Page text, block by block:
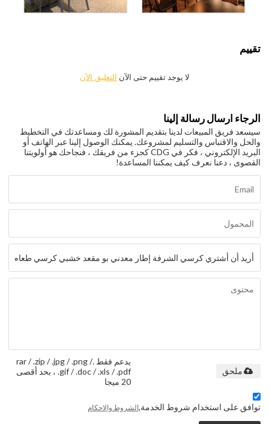
تقييم
لا يوجد تقييم حتى الآن التعليق الآن
الرجاء ارسال رسالة إلينا
سيسعد فريق المبيعات لدينا بتقديم المشورة لك ومساعدتك في التخطيط
والحل والاقتباس والتسليم لمشروعك. يمكنك الوصول إلينا عبر الهاتف أو
البريد الإلكتروني ، فكر في CDG كجزء من فريقك ، فنجاحك هو أولويتنا
القصوى ، دعنا نعرف كيف يمكننا المساعدة!
يدعم فقط .rar / .zip / .jpg / .png /
.gif / .doc / .xls / .pdf ، بحد أقصى
20 ميجا
ملحق
توافق على استخدام شروط الخدمة,الشروط والاحكام